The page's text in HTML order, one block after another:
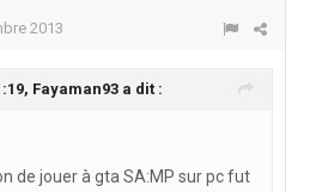
2013
Fayaman93 a dit :
de jouer à gta SA:MP sur pc fut